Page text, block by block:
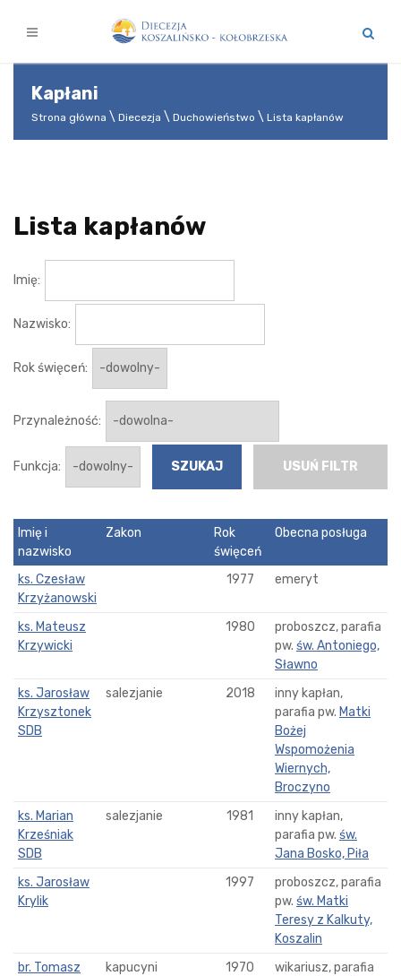
Kapłani
Strona główna Diecezja Duchowieństwo Lista kapłanów
Lista kapłanów
Imię:
Nazwisko:
Rok święceń:
Przynależność:
Funkcja: USUŃ FILTR
Imię i
nazwisko
Zakon
Rok
święceń
Obecna posługa
ks. Czesław
Krzyżanowski
1977 emeryt
ks. Mateusz
Krzywicki
1980
proboszcz, parafia
pw. św. Antoniego,
Sławno
ks. Jarosław
Krzysztonek
SDB
salezjanie 2018
inny kapłan,
parafia pw. Matki
Bożej
Wspomożenia
Wiernych,
Broczyno
ks. Marian
Krześniak
SDB
salezjanie 1981
inny kapłan,
parafia pw. św.
Jana Bosko, Piła
ks. Jarosław
Krylik
1997
proboszcz, parafia
pw. św. Matki
Teresy z Kalkuty,
Koszalin
br. Tomasz
kapucyni 1970
wikariusz, parafia